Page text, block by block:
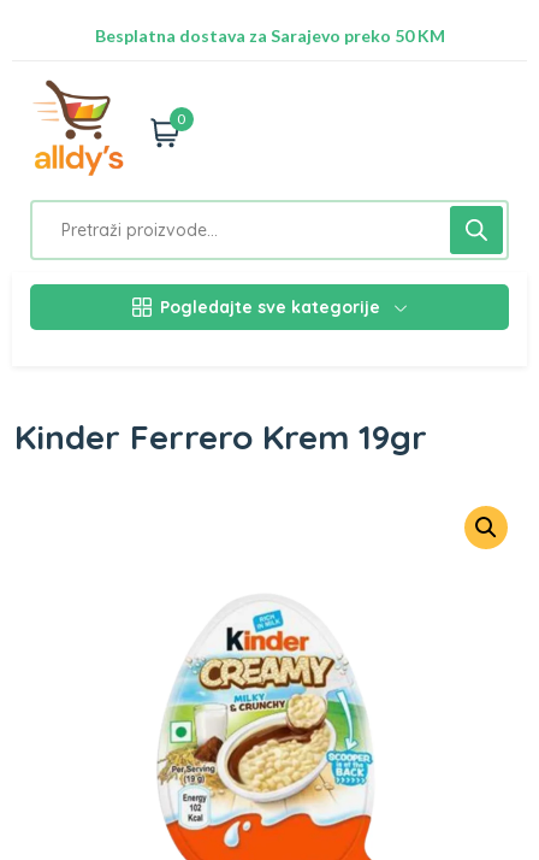
Besplatna dostava za Sarajevo preko 50 KM
0
Pogledajte sve kategorije
Kinder Ferrero Krem 19gr